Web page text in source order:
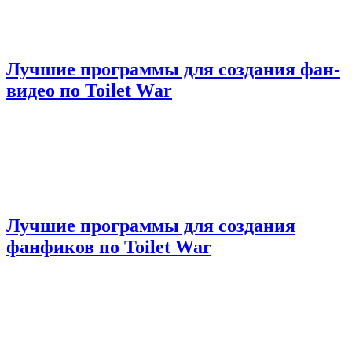
Лучшие программы для создания фан-
видео по Toilet War
Лучшие программы для создания
фанфиков по Toilet War